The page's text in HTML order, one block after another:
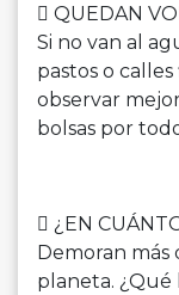
 QUEDAN
Si no van al
pastos o
observar
bolsas por
 ¿EN
Demoran más
planeta. ¿Qué